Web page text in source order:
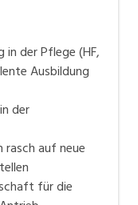
in der Pflege (HF,
Ausbildung
der
rasch auf neue
für die